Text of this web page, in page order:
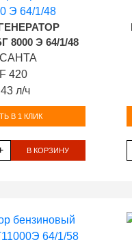
8000 Э 64/1/48
420
л/ч
В 1 КЛИК
В КОРЗИНУ